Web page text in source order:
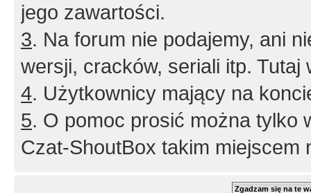
jego zawartości.
3. Na forum nie podajemy, ani
wersji, cracków, seriali itp. Tutaj
4. Użytkownicy mający na
5. O pomoc prosić można tylko
Czat-ShoutBox takim miejscem